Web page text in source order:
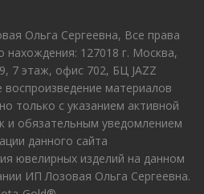
Ольга Сергеевна, Все права
127018 г. Москва,
7 этаж, офис 702, БЦ JAZZ
материалов
только с указанием активной
и обязательным уведомлением
данного сайта
ювелирных изделий на данном
ИП Лозовая Ольга Сергеевна.